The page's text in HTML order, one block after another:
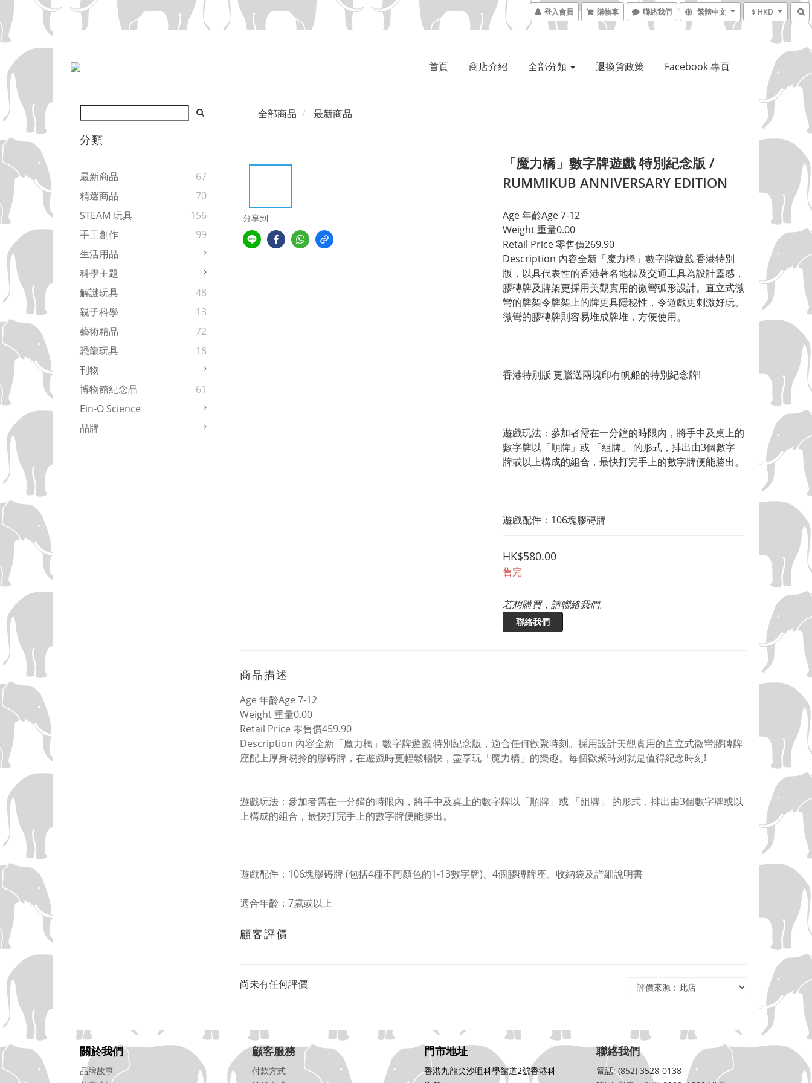
登入會員 購物車 聯絡我們 繁體中文 $ HKD
首頁 商店介紹 全部分類 退換貨政策 Facebook 專頁
分類
最新商品
67
精選商品
70
STEAM 玩具
156
手工創作
99
生活用品
科學主題
解謎玩具
48
親子科學
13
藝術精品
72
恐龍玩具
18
刊物
博物館紀念品
61
Ein-O Science
品牌
全部商品 最新商品
分享到
「魔力橋」數字牌遊戲 特別紀念版 /
RUMMIKUB ANNIVERSARY EDITION
Age 年齡Age 7-12
Weight 重量0.00
Retail Price 零售價269.90
Description 內容全新「魔力橋」數字牌遊戲 香港特別
版，以具代表性的香港著名地標及交通工具為設計靈感，
膠磚牌及牌架更採用美觀實用的微彎弧形設計。直立式微
彎的牌架令牌架上的牌更具隱秘性，令遊戲更刺激好玩。
微彎的膠磚牌則容易堆成牌堆，方便使用。
香港特別版 更贈送兩塊印有帆船的特別紀念牌!
遊戲玩法：參加者需在一分鐘的時限內，將手中及桌上的
數字牌以「順牌」或 「組牌」 的形式，排出由3個數字
牌或以上構成的組合，最快打完手上的數字牌便能勝出。
遊戲配件：106塊膠磚牌
HK$580.00
售完
若想購買，請聯絡我們。
聯絡我們
商品描述
Age 年齡Age 7-12
Weight重量0.00
Retail Price 零售價459.90
Description 內容全新「魔力橋」數字牌遊戲特別紀念版，適合任何歡聚時刻。採用設計美觀實用的直立式微彎膠磚牌
座配上厚身易拎的膠磚牌，在遊戲時更輕鬆暢快，盡享玩「魔力橋」的樂趣。每個歡聚時刻就是值得紀念時刻!
遊戲玩法：參加者需在一分鐘的時限內，將手中及桌上的數字牌以「順牌」或 「組牌」 的形式，排出由3個數字牌或以
上構成的組合，最快打完手上的數字牌便能勝出。
遊戲配件： 106塊膠磚牌 (包括4種不同顏色的1-13數字牌)、 4個膠磚牌座、收納袋及詳細說明書
適合年齡： 7歲或以上
顧客評價
尚未有任何評價
關於我們
品牌故事
顧客服務
付款方式
門市地址
香港九龍尖沙咀科學館道2號香港科
聯絡我們
電話: (852) 3528-0138